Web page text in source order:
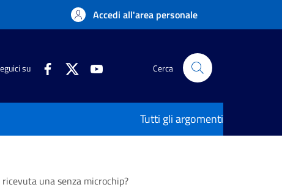
Accedi all'area personale
su Cerca
Tutti gli argomenti
una senza microchip?